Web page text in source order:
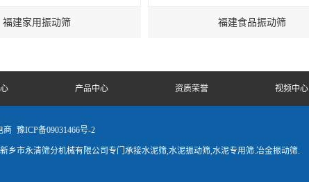
福建家用振动筛 福建食品振动筛
产品中心 资质荣誉 视频中心
商 豫ICP备09031466号-2
市永清筛分机械有限公司专门承接水泥筛,水泥振动筛,水泥专用筛.冶金振动筛.